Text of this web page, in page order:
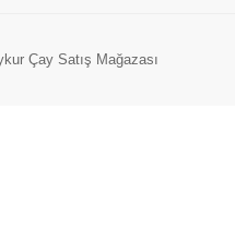
Çay Satış Mağazası